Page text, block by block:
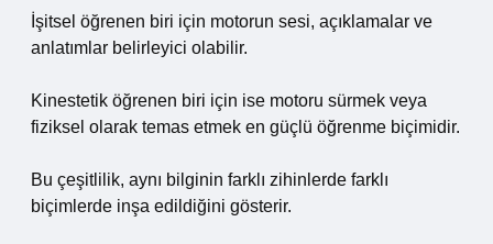
İşitsel öğrenen biri için motorun sesi, açıklamalar ve
anlatımlar belirleyici olabilir.
Kinestetik öğrenen biri için ise motoru sürmek veya
fiziksel olarak temas etmek en güçlü öğrenme biçimidir.
Bu çeşitlilik, aynı bilginin farklı zihinlerde farklı
biçimlerde inşa edildiğini gösterir.